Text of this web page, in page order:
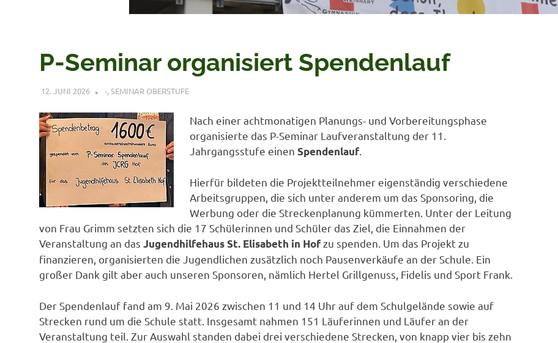
P-Seminar organisiert Spendenlauf
12. JUNI 2026 VERONIQUE RUDLOF
-,SEMINAR OBERSTUFE
Nach einer achtmonatigen Planungs- und Vorbereitungsphase
organisierte das P-Seminar Laufveranstaltung der 11.
Jahrgangsstufe einen Spendenlauf.
Hierfür bildeten die Projektteilnehmer eigenständig verschiedene
Arbeitsgruppen, die sich unter anderem um das Sponsoring, die
Werbung oder die Streckenplanung kümmerten. Unter der Leitung
von Frau Grimm setzten sich die 17 Schülerinnen und Schüler das Ziel, die Einnahmen der
Veranstaltung an das Jugendhilfehaus St. Elisabeth in Hofzu spenden. Um das Projekt zu
finanzieren, organisierten die Jugendlichen zusätzlich noch Pausenverkäufe an der Schule. Ein
großer Dank gilt aber auch unseren Sponsoren, nämlich Hertel Grillgenuss, Fidelis und Sport Frank.
Der Spendenlauf fand am 9. Mai 2026 zwischen 11 und 14 Uhr auf dem Schulgelände sowie auf
Strecken rund um die Schule statt. Insgesamt nahmen 151 Läuferinnen und Läufer an der
Veranstaltung teil. Zur Auswahl standen dabei drei verschiedene Strecken, von knapp vier bis zehn